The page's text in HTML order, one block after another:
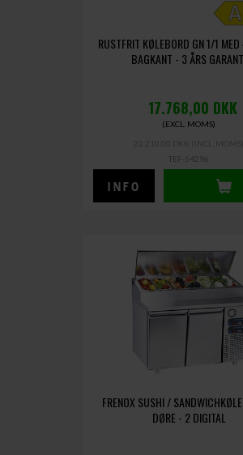
RUSTFRIT KØLEBORD GN 1/1
BAGKANT - 3 ÅRS
17.768,00 DKK
(EXCL. MOMS)
TEF-54296
FRENOX SUSHI /
DØRE - 2 DIGITAL